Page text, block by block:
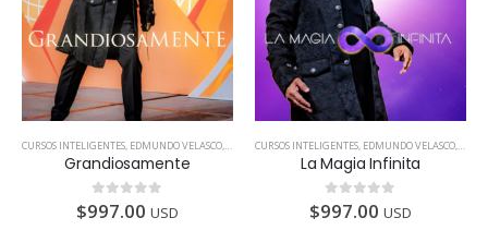
CURSOS INTELIGENTES, EDMUNDO VELASCO, TODOS LOS PAÍSES
Grandiosamente
0de 5
$997.00 USD
CURSOS INTELIGENTES, EDMUNDO VELASCO,
La Magia Infinita
0de 5
$997.00 USD